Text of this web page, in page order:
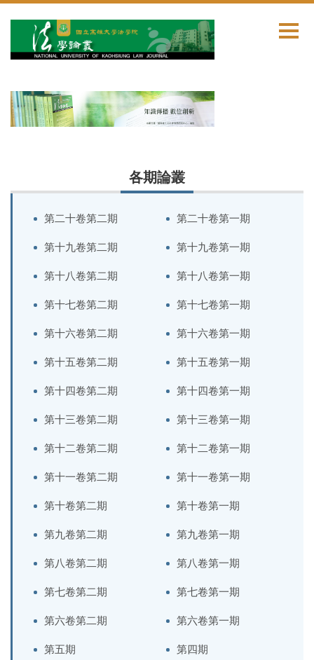
要
容
區
各期論叢
第二十卷第二期 第二十卷第一期
第十九卷第二期 第十九卷第一期
第十八卷第二期 第十八卷第一期
第十七卷第二期 第十七卷第一期
第十六卷第二期 第十六卷第一期
第十五卷第二期 第十五卷第一期
第十四卷第二期 第十四卷第一期
第十三卷第二期 第十三卷第一期
第十二卷第二期 第十二卷第一期
第十一卷第二期 第十一卷第一期
第十卷第二期 第十卷第一期
第九卷第二期 第九卷第一期
第八卷第二期 第八卷第一期
第七卷第二期 第七卷第一期
第六卷第二期 第六卷第一期
第五期 第四期